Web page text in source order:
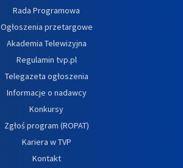
Rada Programowa
Ogłoszenia przetargowe
Akademia Telewizyjna
Regulamin tvp.pl
Telegazeta ogłoszenia
Informacje o nadawcy
Konkursy
Zgłoś program (ROPAT)
Kariera w TVP
Kontakt